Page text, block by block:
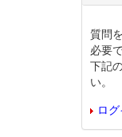
質問
必要
下記
い。
ロ